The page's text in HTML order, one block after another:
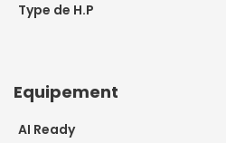
Type de H.P
Equipement
AI Ready